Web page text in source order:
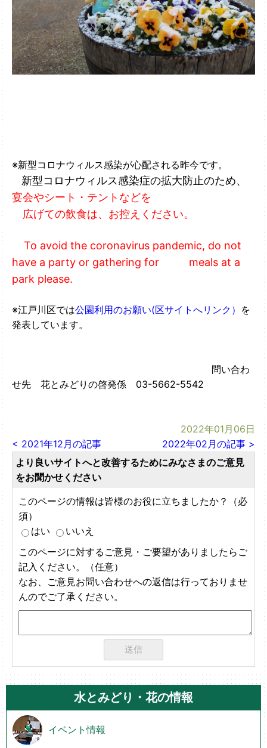
※新型コロナウィルス感染が心配される昨今です。
新型コロナウィルス感染症の拡大防止のため、
宴会やシート・テントなどを
広げての飲食は、お控えください。
To avoid the coronavirus pandemic, do not
have a party or gathering for meals at a
park please.
※江戸川区では公園利用のお願い(区サイトへリンク） を
発表しています。
問い合わ
せ先 花とみどりの啓発係 03-5662-5542
2022年01月06日
< 2021年12月の記事
2022年02月の記事 >
より良いサイトへと改善するためにみなさまのご意見
をお聞かせください
このページの情報は皆様のお役に立ちましたか？（必
須）
はい
いいえ
このページに対するご意見・ご要望がありましたらご
記入ください。（任意）
なお、ご意見お問い合わせへの返信は行っておりませ
んのでご了承ください。
水とみどり・花の情報
イベント情報